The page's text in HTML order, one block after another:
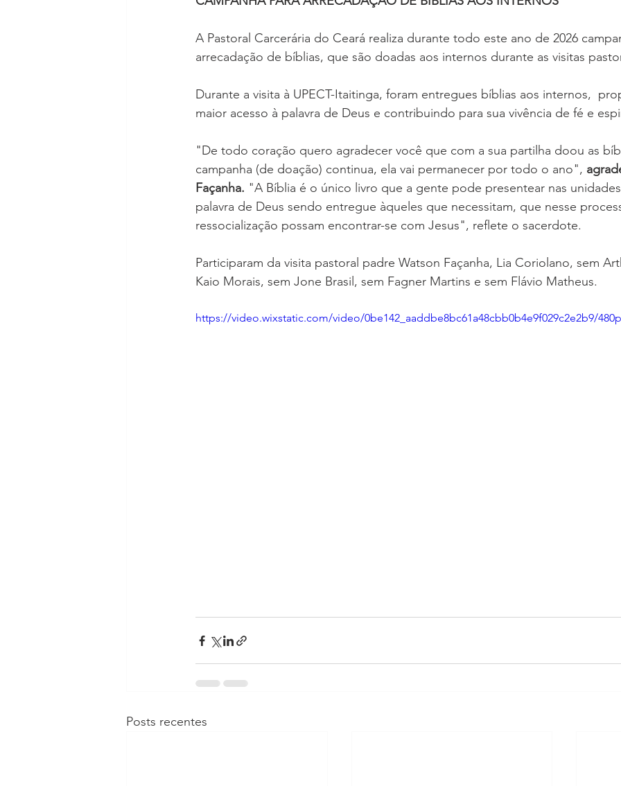
A Pastoral Carcerária do Ceará realiza durante todo este ano de 2026
arrecadação de bíblias, que são doadas aos internos durante as visitas
Durante a visita à UPECT-Itaitinga, foram entregues bíblias aos internos,
maior acesso à palavra de Deus e contribuindo para sua vivência de fé e
"De todo coração quero agradecer você que com a sua partilha doou as
campanha (de doação) continua, ela vai permanecer por todo o ano",
Façanha. "A Bíblia é o único livro que a gente pode presentear nas
palavra de Deus sendo entregue àqueles que necessitam, que nesse
ressocialização possam encontrar-se com Jesus", reflete o sacerdote.
Participaram da visita pastoral padre Watson Façanha, Lia Coriolano, sem
Kaio Morais, sem Jone Brasil, sem Fagner Martins e sem Flávio Matheus.
https://video.wixstatic.com/video/0be142_aaddbe8bc61a48cbb0b4e9f029c2e2b9/
Posts recentes